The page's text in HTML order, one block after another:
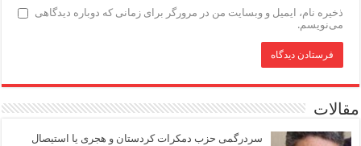
ذخیره نام، ایمیل و وبسایت من در مرورگر برای زمانی که دوباره دیدگاهی
می‌نویسم.
مقالات
سردرگمی حزب دمکرات کردستان و هجری یا استیصال